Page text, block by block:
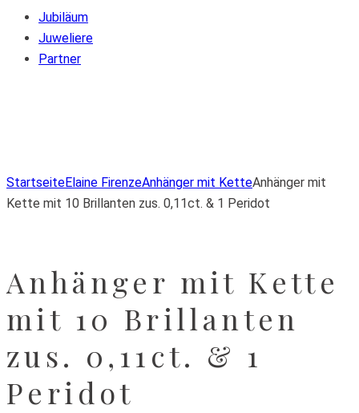
Jubiläum
Juweliere
Partner
StartseiteElaine FirenzeAnhänger mit KetteAnhänger mit
Kette mit 10 Brillanten zus. 0,11ct. & 1 Peridot
Anhänger mit Kette
mit 10 Brillanten
zus. 0,11ct. & 1
Peridot